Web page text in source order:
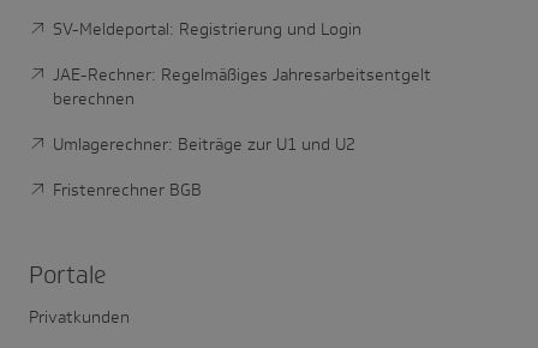
SV-Meldeportal: Registrierung und Login
JAE-Rechner: Regelmäßiges Jahresarbeitsentgelt
berechnen
Umlagerechner: Beiträge zur U1 und U2
Fristenrechner BGB
Portale
Privatkunden